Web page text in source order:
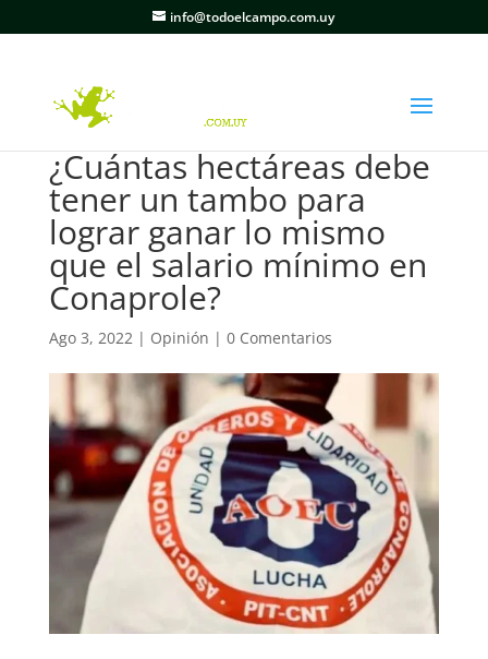
info@todoelcampo.com.uy
¿Cuántas hectáreas debe
tener un tambo para
lograr ganar lo mismo
que el salario mínimo en
Conaprole?
Ago 3, 2022| Opinión | 0 Comentarios